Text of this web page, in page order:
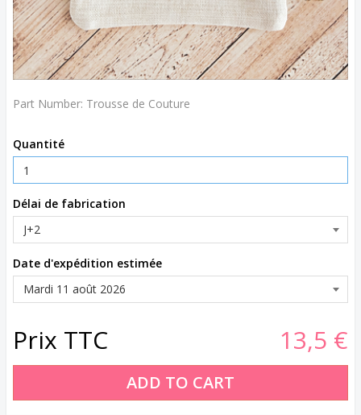
Part Number: Trousse de Couture
Quantité
Délai de fabrication
Date d'expédition estimée
Prix TTC 13,5 €